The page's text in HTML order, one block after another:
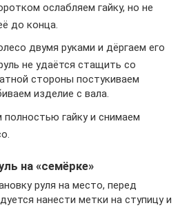
ослабляем гайку, но не
до конца.
двумя руками и дёргаем его
не удаётся стащить со
стороны постукиваем
изделие с вала.
полностью гайку и снимаем
на «семёрке»
руля на место, перед
нанести метки на ступицу и